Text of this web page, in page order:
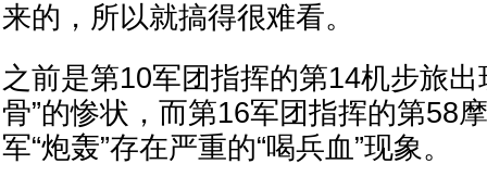
来的，所以就搞得很难看。
之前是第10军团指挥的第14机步旅出
骨”的惨状，而第16军团指挥的第58
军“炮轰”存在严重的“喝兵血”现象。